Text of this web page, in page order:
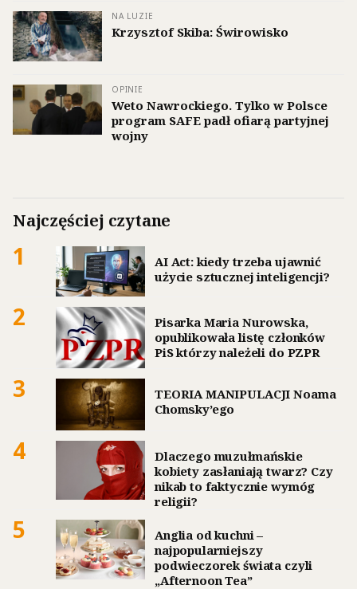
NA LUZIE
Krzysztof Skiba: Świrowisko
OPINIE
Weto Nawrockiego. Tylko w Polsce
program SAFE padł ofiarą partyjnej
wojny
Najczęściej czytane
1
AI Act: kiedy trzeba ujawnić
użycie sztucznej inteligencji?
2
Pisarka Maria Nurowska,
opublikowała listę członków
PiS którzy należeli do PZPR
3
TEORIA MANIPULACJI Noama
Chomsky’ego
4
Dlaczego muzułmańskie
kobiety zasłaniają twarz? Czy
nikab to faktycznie wymóg
religii?
5
Anglia od kuchni –
najpopularniejszy
podwieczorek świata czyli
„Afternoon Tea”